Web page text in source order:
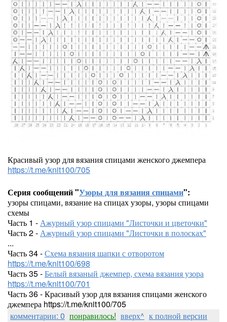
Красивый узор для вязания спицами женского джемпера
https://t.me/knit100/705
Серия сообщений "Узоры для вязания спицами":
узоры спицами, вязание на спицах узоры, узоры спицами
схемы
Часть 1 -Ажурный узор спицами "Листочки и цветочки"
Часть 2 -Ажурный узор спицами "Листочки в полосках"
...
Часть 34 -Схема вязания шапки с отворотом
https://t.me/knit100/698
Часть 35 -Белый вязаный джемпер, схема вязания узора
https://t.me/knit100/701
Часть 36 - Красивый узор для вязания спицами женского
джемпера https://t.me/knit100/705
комментарии: 0 понравилось! вверх^ к полной версии